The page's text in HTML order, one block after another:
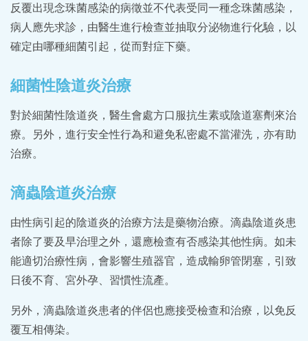
反覆出現念珠菌感染的病徵並不代表受同一種念珠菌感染，
病人應先求診，由醫生進行檢查並抽取分泌物進行化驗，以
確定由哪種細菌引起，從而對症下藥。
細菌性陰道炎治療
對於細菌性陰道炎，醫生會處方口服抗生素或陰道塞劑來治
療。另外，進行安全性行為和避免私密處不當灌洗，亦有助
治療。
滴蟲陰道炎治療
由性病引起的陰道炎的治療方法是藥物治療。滴蟲陰道炎患
者除了要及早治理之外，還應檢查有否感染其他性病。如未
能適切治療性病，會影響生殖器官，造成輸卵管閉塞，引致
日後不育、宮外孕、習慣性流產。
另外，滴蟲陰道炎患者的伴侶也應接受檢查和治療，以免反
覆互相傳染。